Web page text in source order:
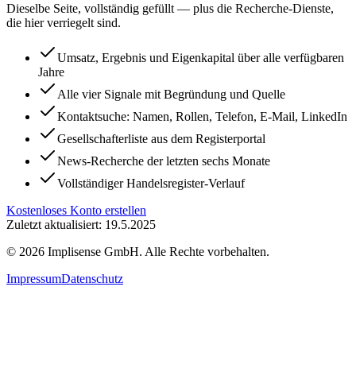
Dieselbe Seite, vollständig gefüllt — plus die Recherche-Dienste,
die hier verriegelt sind.
Umsatz, Ergebnis und Eigenkapital über alle verfügbaren
Jahre
Alle vier Signale mit Begründung und Quelle
Kontaktsuche: Namen, Rollen, Telefon, E-Mail, LinkedIn
Gesellschafterliste aus dem Registerportal
News-Recherche der letzten sechs Monate
Vollständiger Handelsregister-Verlauf
Kostenloses Konto erstellen
Zuletzt aktualisiert: 19.5.2025
© 2026 Implisense GmbH. Alle Rechte vorbehalten.
ImpressumDatenschutz